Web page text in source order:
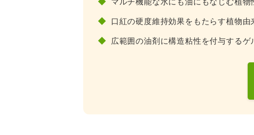
◆ 口紅の硬度維持効果をもたらす植物
◆ 広範囲の油剤に構造粘性を付与するゲ